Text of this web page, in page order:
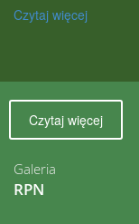
Czytaj więcej
Galeria
RPN
Czytaj więcej